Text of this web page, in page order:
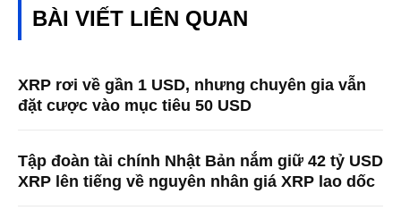
BÀI VIẾT LIÊN QUAN
XRP rơi về gần 1 USD, nhưng chuyên gia vẫn
đặt cược vào mục tiêu 50 USD
Tập đoàn tài chính Nhật Bản nắm giữ 42 tỷ USD
XRP lên tiếng về nguyên nhân giá XRP lao dốc